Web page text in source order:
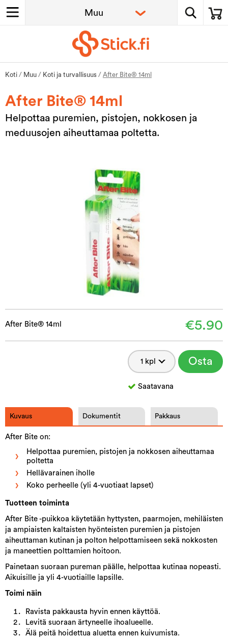
Koti / Muu / Koti ja turvallisuus / After Bite® 14ml
After Bite® 14ml
Helpottaa puremien, pistojen, nokkosen ja
meduusojen aiheuttamaa poltetta.
After Bite® 14ml €5.90
Osta
Saatavana
Kuvaus Dokumentit Pakkaus
After Bite on:
Helpottaa puremien, pistojen ja nokkosen aiheuttamaa
poltetta
Hellävarainen iholle
Koko perheelle (yli 4-vuotiaat lapset)
Tuotteen toiminta
After Bite -puikkoa käytetään hyttysten, paarmojen, mehiläisten
ja ampiaisten kaltaisten hyönteisten puremien ja pistojen
aiheuttaman kutinan ja polton helpottamiseen sekä nokkosten
ja maneettien polttamien hoitoon.
Painetaan suoraan pureman päälle, helpottaa kutinaa nopeasti.
Aikuisille ja yli 4-vuotiaille lapsille.
Toimi näin
Ravista pakkausta hyvin ennen käyttöä.
Levitä suoraan ärtyneelle ihoalueelle.
Älä peitä hoidettua aluetta ennen kuivumista.